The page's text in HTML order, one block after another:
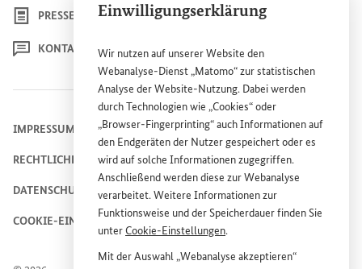
Einwilligungserklärung
Wir nutzen auf unsererWebsite den
Webanalyse-Dienst „Matomo“ zur statistischen
Analyse derWebsite-Nutzung. Dabei werden
durch Technologien wie „Cookies“ oder
„Browser-Fingerprinting“ auch Informationen auf
den Endgeräten der Nutzer gespeichert oder es
wird auf solche Informationen zugegriffen.
Anschließend werden diese zur Webanalyse
verarbeitet. Weitere Informationen zur
Funktionsweise und der Speicherdauer finden Sie
unterCookie-Einstellungen.
Mit der Auswahl „Webanalyse akzeptieren“
PRESSE
KONTAKT
IMPRESSUM
RECHTLICHE HINWEISE
DATENSCHUTZHINWEIS
COOKIE-EINSTELLUNGEN